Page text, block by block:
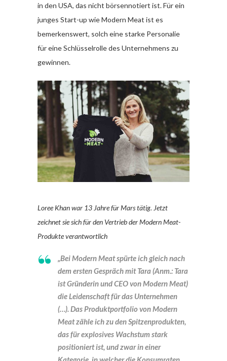
in den USA, das nicht börsennotiert ist. Für ein
junges Start-up wie Modern Meat ist es
bemerkenswert, solch eine starke Personalie
für eine Schlüsselrolle des Unternehmens zu
gewinnen.
Loree Khan war 13 Jahre für Mars tätig. Jetzt
zeichnet sie sich für den Vertrieb der Modern Meat-
Produkte verantwortlich
„Bei Modern Meat spürte ich gleich nach
dem ersten Gespräch mit Tara (Anm.: Tara
ist Gründerin und CEO von Modern Meat)
die Leidenschaft für das Unternehmen
(…). Das Produktportfolio von Modern
Meat zähle ich zu den Spitzenprodukten,
das für explosives Wachstum stark
positioniert ist, und zwar in einer